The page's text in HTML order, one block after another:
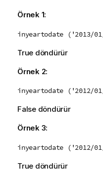
Örnek 1:
inyeartodate ('2013/
True döndürür
Örnek 2:
inyeartodate ('2012/
Falsedöndürür
Örnek 3:
inyeartodate ('2012/
True döndürür